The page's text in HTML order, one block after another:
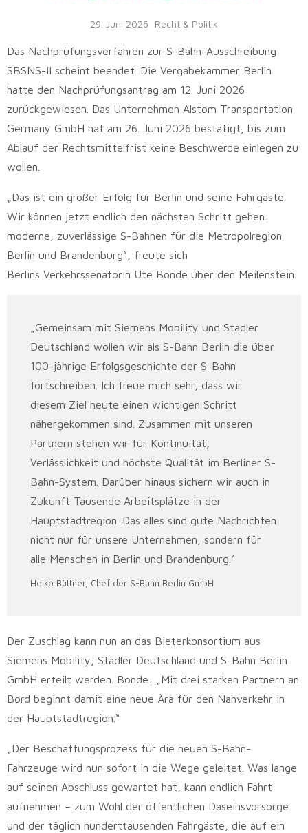
29. Juni 2026 Recht & Politik
Das Nachprüfungsverfahren zur S-Bahn-Ausschreibung
SBSNS-II scheint beendet. Die Vergabekammer Berlin
hatte den Nachprüfungsantrag am 12. Juni 2026
zurückgewiesen. Das Unternehmen Alstom Transportation
Germany GmbH hat am 26. Juni 2026 bestätigt, bis zum
Ablauf der Rechtsmittelfrist keine Beschwerde einlegen zu
wollen.
„Das ist ein großer Erfolg für Berlin und seine Fahrgäste.
Wir können jetzt endlich den nächsten Schritt gehen:
moderne, zuverlässige S-Bahnen für die Metropolregion
Berlin und Brandenburg”, freute sich
Berlins Verkehrssenatorin Ute Bonde über den Meilenstein.
„Gemeinsam mit Siemens Mobility und Stadler
Deutschland wollen wir als S-Bahn Berlin die über
100-jährige Erfolgsgeschichte der S-Bahn
fortschreiben. Ich freue mich sehr, dass wir
diesem Ziel heute einen wichtigen Schritt
nähergekommen sind. Zusammen mit unseren
Partnern stehen wir für Kontinuität,
Verlässlichkeit und höchste Qualität im Berliner S-
Bahn-System. Darüber hinaus sichern wir auch in
Zukunft Tausende Arbeitsplätze in der
Hauptstadtregion. Das alles sind gute Nachrichten
nicht nur für unsere Unternehmen, sondern für
alle Menschen in Berlin und Brandenburg.“
Heiko Büttner, Chef der S-Bahn Berlin GmbH
Der Zuschlag kann nun an das Bieterkonsortium aus
Siemens Mobility, Stadler Deutschland und S-Bahn Berlin
GmbH erteilt werden. Bonde: „Mit drei starken Partnern an
Bord beginnt damit eine neue Ära für den Nahverkehr in
der Hauptstadtregion.“
„Der Beschaffungsprozess für die neuen S-Bahn-
Fahrzeuge wird nun sofort in die Wege geleitet. Was lange
auf seinen Abschluss gewartet hat, kann endlich Fahrt
aufnehmen – zum Wohl der öffentlichen Daseinsvorsorge
und der täglich hunderttausenden Fahrgäste, die auf ein